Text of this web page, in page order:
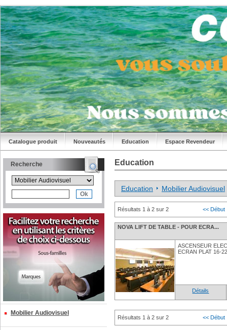
Catalogue produit Nouveautés Education Espace Revendeur
Recherche
Mobilier Audiovisuel
Education
Education Mobilier Audiovisuel
Résultats 1 à 2 sur 2 << Début
NOVA LIFT DE TABLE - POUR ECRA...
ASCENSEUR
ECRAN PLAT 16-
Détails
Résultats 1 à 2 sur 2 << Début